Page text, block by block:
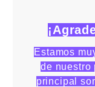
Estamos
de nuestro
principal